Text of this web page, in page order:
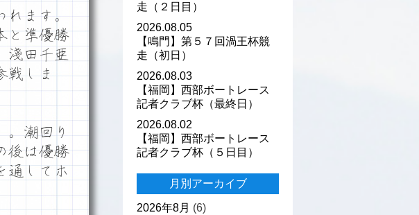
ます。
と準優勝
淺田千亜
戦しま
潮回り
後は優勝
通してホ
走（２日目）
2026.08.05
【鳴門】第５７回渦王杯競
走（初日）
2026.08.03
【福岡】西部ボートレース
記者クラブ杯（最終日）
2026.08.02
【福岡】西部ボートレース
記者クラブ杯（５日目）
月別アーカイブ
2026年8月 (6)